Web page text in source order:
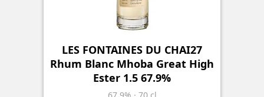
LES FONTAINES DU CHAI27
Rhum Blanc Mhoba Great High
Ester 1.5 67.9%